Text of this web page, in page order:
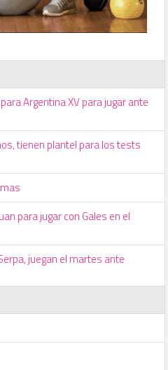
Argentina XV para jugar ante
tienen plantel para los tests
para jugar con Gales en el
juegan el martes ante